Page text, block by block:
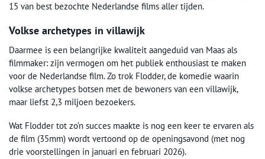
15 van best bezochte Nederlandse films aller tijden.
Volkse archetypes in villawijk
Daarmee is een belangrijke kwaliteit aangeduid van Maas als
filmmaker: zijn vermogen om het publiek enthousiast te maken
voor de Nederlandse film. Zo trok Flodder, de komedie waarin
volkse archetypes botsen met de bewoners van een villawijk,
maar liefst 2,3 miljoen bezoekers.
Wat Flodder tot zo’n succes maakte is nog een keer te ervaren als
de film (35mm) wordt vertoond op de openingsavond (met nog
drie voorstellingen in januari en februari 2026).